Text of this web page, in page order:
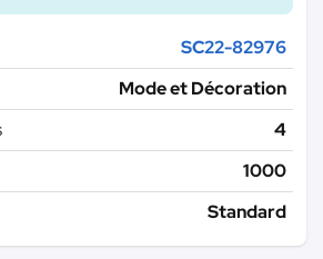
SC22-82976
Mode et Décoration
4
1000
Standard